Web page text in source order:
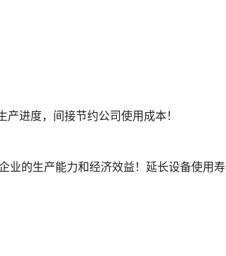
进度，间接节约公司使用成本！
业的生产能力和经济效益！延长设备使用寿